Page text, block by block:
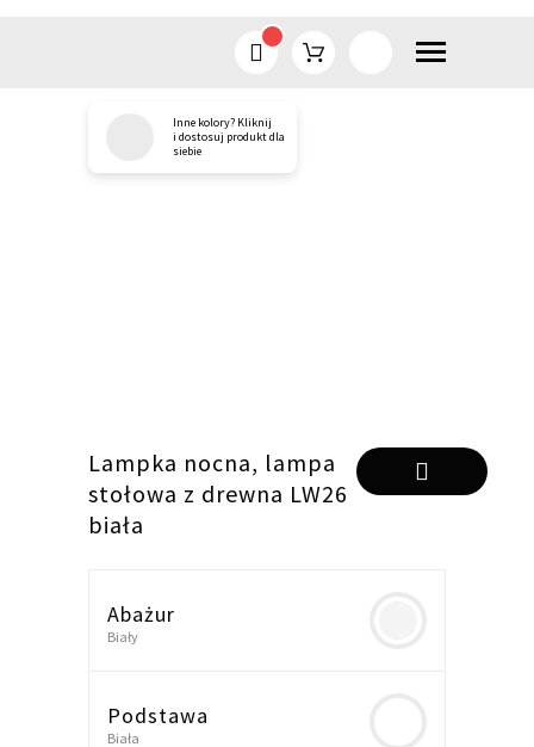
Inne kolory? Kliknij
i dostosuj produkt dla
siebie
Lampka nocna, lampa
stołowa z drewna LW26
biała
Abażur
Biały
Podstawa
Biała